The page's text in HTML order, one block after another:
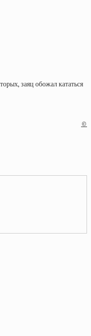
заяц обожал кататься
©